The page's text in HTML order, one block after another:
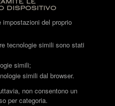
le
dispositivo
del proprio
tecnologie simili sono stati
simili;
simili dal browser.
non consentono un
per categoria.